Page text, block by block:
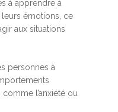
à apprendre à
émotions, ce
aux situations
personnes à
l’anxiété ou